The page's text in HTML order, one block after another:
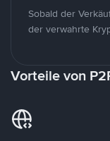
Sobald der
der verwahrte
Vorteile von